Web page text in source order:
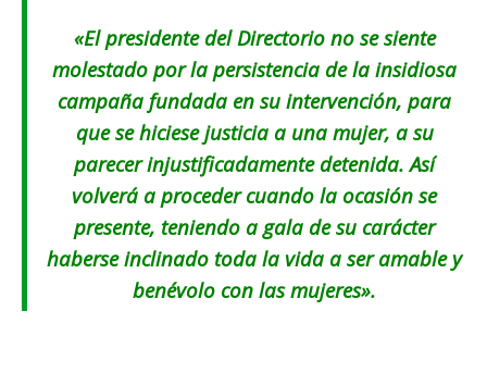
«El presidente del Directorio no se siente
molestado por la persistencia de la insidiosa
campaña fundada en su intervención, para
que se hiciese justicia a una mujer, a su
parecer injustificadamente detenida. Así
volverá a proceder cuando la ocasión se
presente, teniendo a gala de su carácter
haberse inclinado toda la vida a ser amable y
benévolo con las mujeres».